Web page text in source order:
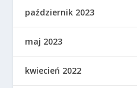
październik 2023
maj 2023
kwiecień 2022